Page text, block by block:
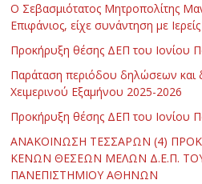
Ο Σεβασμιότατος Μητροπολίτης
Επιφάνιος, είχε συνάντηση με
Προκήρυξη θέσης ΔΕΠ του Ιονίου
Παράταση περιόδου δηλώσεων και
Χειμερινού Εξαμήνου 2025-2026
Προκήρυξη θέσης ΔΕΠ του Ιονίου
ΑΝΑΚΟΙΝΩΣΗ ΤΕΣΣΑΡΩΝ (4)
ΚΕΝΩΝ ΘΕΣΕΩΝ ΜΕΛΩΝ Δ.Ε.Π.
ΠΑΝΕΠΙΣΤΗΜΙΟΥ ΑΘΗΝΩΝ